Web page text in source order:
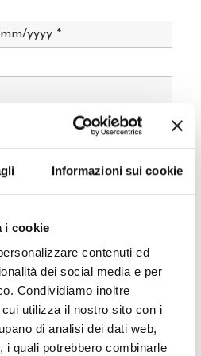
Informazioni sui cookie
i cookie
contenuti ed
dei social media e per
Condividiamo inoltre
utilizza il nostro sito con i
di analisi dei dati web,
i quali potrebbero combinarle
per cui lavori/studi